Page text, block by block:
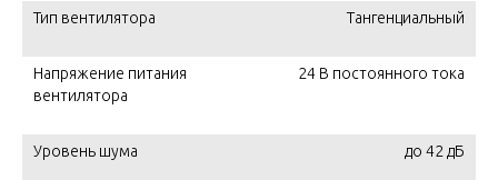
Тип вентилятора Тангенциальный
Напряжение питания
вентилятора
24 В постоянного тока
Уровень шума до 42 дБ